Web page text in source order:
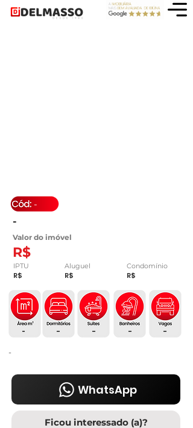
-
Valor do imóvel
R$
-
IPTU
R$
Aluguel Condomínio
R$ R$
-
-
- - -
-
WhatsApp
Ficou interessado (a)?